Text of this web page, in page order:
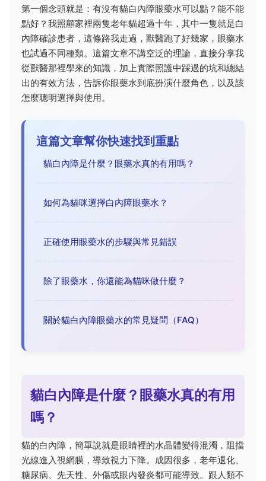
第一個念頭就是：有沒有貓白內障眼藥水可以點？能不能
點好？我照顧家裡兩隻老年貓超過十年，其中一隻就是白
內障確診患者，這條路我走過，獸醫跑了好幾家，眼藥水
也試過不同種類。這篇文章不講空泛的理論，直接分享我
從獸醫那裡學來的知識，加上實際照護中踩過的坑和總結
出的有效方法，告訴你眼藥水到底扮演什麼角色，以及該
怎麼聰明選擇與使用。
這篇文章幫你快速找到重點
貓白內障是什麼？眼藥水真的有用嗎？
如何為貓咪選擇白內障眼藥水？
正確使用眼藥水的步驟與常見錯誤
除了眼藥水，你還能為貓咪做什麼？
關於貓白內障眼藥水的常見疑問（FAQ）
貓白內障是什麼？眼藥水真的有用
嗎？
貓的白內障，簡單說就是眼睛裡的水晶體變得混濁，阻擋
光線進入視網膜，導致視力下降。成因很多，老年退化、
糖尿病、先天性、外傷或眼內發炎都可能導致。跟人類不